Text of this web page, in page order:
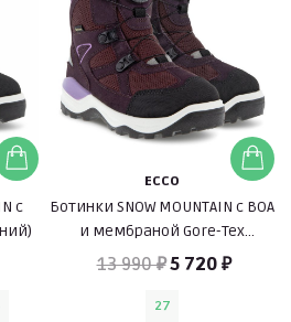
c
ECCO
Ботинки SNOW MOUNTAIN с BOA
и мембраной Gore-Tex
(бордовый)
13 990 ₽5 720 ₽
27